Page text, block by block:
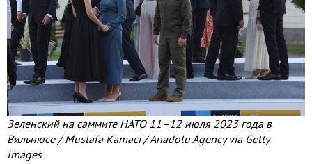
Зеленский на саммите НАТО 11–12 июля 2023 года в
Вильнюсе / Mustafa Kamaci / Anadolu Agency via Getty
Images